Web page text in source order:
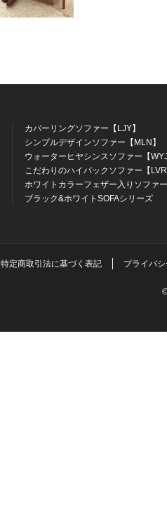
カバーリングソファー【LJY】
シンプルデザインソファー【MLN】
ウォーターヒヤシンスソファー【
こだわりのハイバックソファー【
ホワイトカラーフェザー入りソファ
ブラック&ホワイトSOFAシリーズ
特定商取引法に基づく表記 プライバ